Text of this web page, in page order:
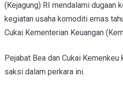
(Kejagung) RI mendalami dugaan
kegiatan usaha komoditi emas
Cukai Kementerian Keuangan
Pejabat Bea dan Cukai
saksi dalam perkara ini.